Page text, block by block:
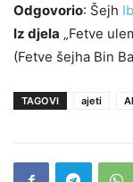
Odgovorio: Šejh
Iz djela „Fetve
(Fetve šejha Bin
TAGOVI ajeti